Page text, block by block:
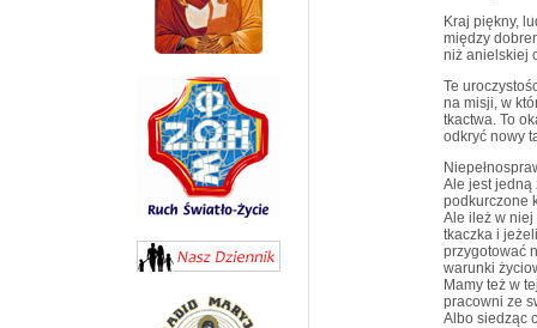
Kraj piękny,
między
niż anielskiej
Te
na misji, w
tkactwa. To
odkryć nowy
Ale jest jedną
podkurczone
Ale ileż w niej
tkaczka i
przygotować
warunki
Mamy też w
pracowni ze
Albo siedząc